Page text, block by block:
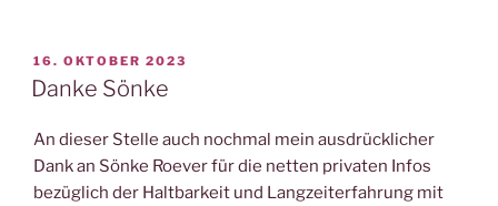
VERÖFFENTLICHT
AM
16. OKTOBER 2023
Danke Sönke
An dieser Stelle auch nochmal mein ausdrücklicher
Dank an Sönke Roever für die netten privaten Infos
bezüglich der Haltbarkeit und Langzeiterfahrung mit